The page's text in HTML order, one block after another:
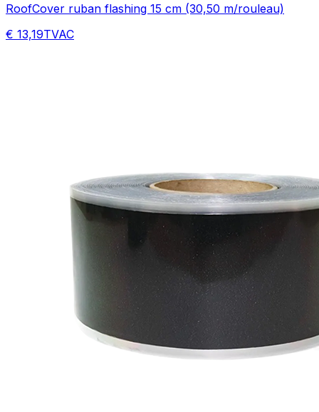
RoofCover ruban flashing 15 cm (30,50 m/rouleau)
€ 13,19TVAC